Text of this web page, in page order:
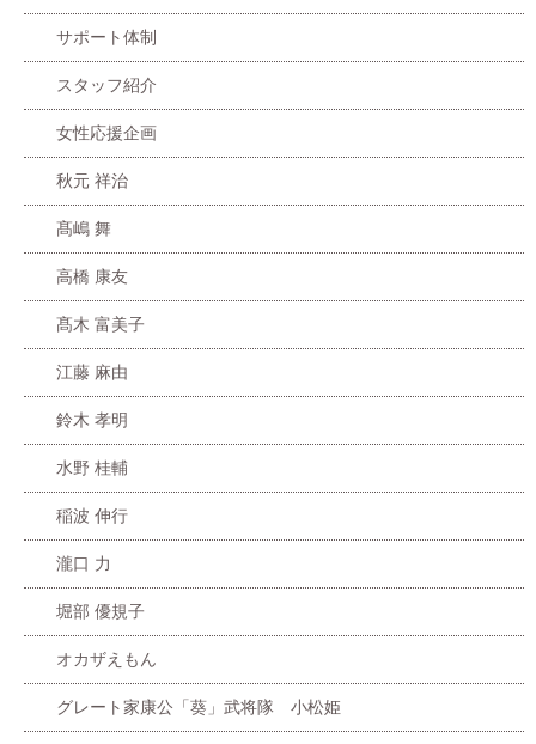
サポート体制
スタッフ紹介
女性応援企画
秋元 祥治
髙嶋 舞
高橋 康友
髙木 富美子
江藤 麻由
鈴木 孝明
水野 桂輔
稲波 伸行
瀧口 力
堀部 優規子
オカザえもん
グレート家康公「葵」武将隊 小松姫